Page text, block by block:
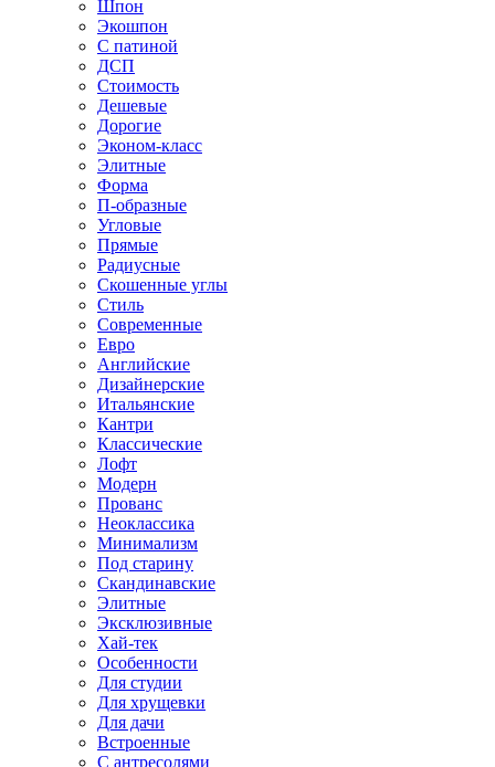
Шпон
Экошпон
С патиной
ДСП
Стоимость
Дешевые
Дорогие
Эконом-класс
Элитные
Форма
П-образные
Угловые
Прямые
Радиусные
Скошенные углы
Стиль
Современные
Евро
Английские
Дизайнерские
Итальянские
Кантри
Классические
Лофт
Модерн
Прованс
Неоклассика
Минимализм
Под старину
Скандинавские
Элитные
Эксклюзивные
Хай-тек
Особенности
Для студии
Для хрущевки
Для дачи
Встроенные
С антресолями